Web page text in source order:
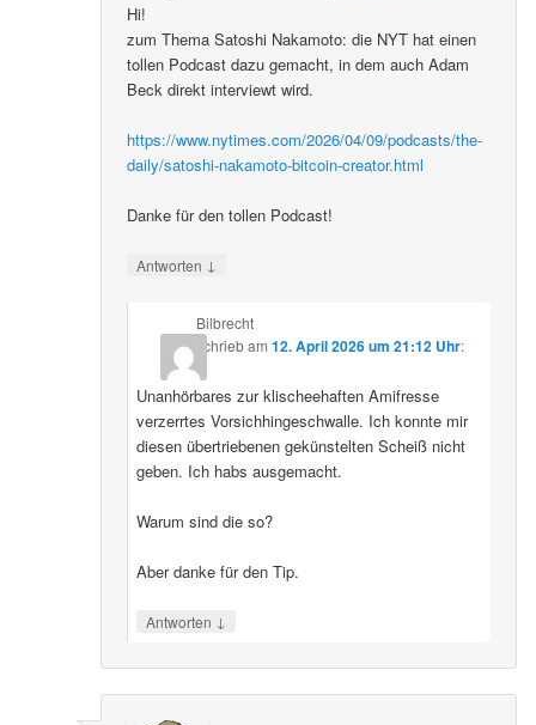
Hi!
zum Thema Satoshi Nakamoto: die NYT hat einen
tollen Podcast dazu gemacht, in dem auch Adam
Beck direkt interviewt wird.
https://www.nytimes.com/2026/04/09/podcasts/the-
daily/satoshi-nakamoto-bitcoin-creator.html
Danke für den tollen Podcast!
Antworten ↓
Bilbrecht
schriebam 12. April 2026 um 21:12 Uhr:
Unanhörbares zur klischeehaften Amifresse
verzerrtes Vorsichhingeschwalle. Ich konnte mir
diesen übertriebenen gekünstelten Scheiß nicht
geben. Ich habs ausgemacht.
Warum sind die so?
Aber danke für den Tip.
Antworten ↓